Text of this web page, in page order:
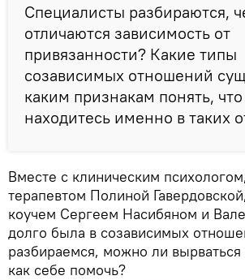
Специалисты разбираются,
отличаются зависимость от
привязанности? Какие типы
созависимых отношений
каким признакам понять,
находитесь именно в таких
Вместе с клиническим
терапевтом Полиной
коучем Сергеем Насибяном и
долго была в созависимых
разбираемся, можно ли вырваться
как себе помочь?